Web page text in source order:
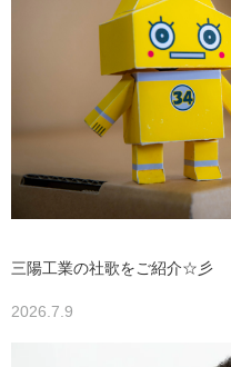
三陽工業の社歌をご紹介☆彡
2026.7.9